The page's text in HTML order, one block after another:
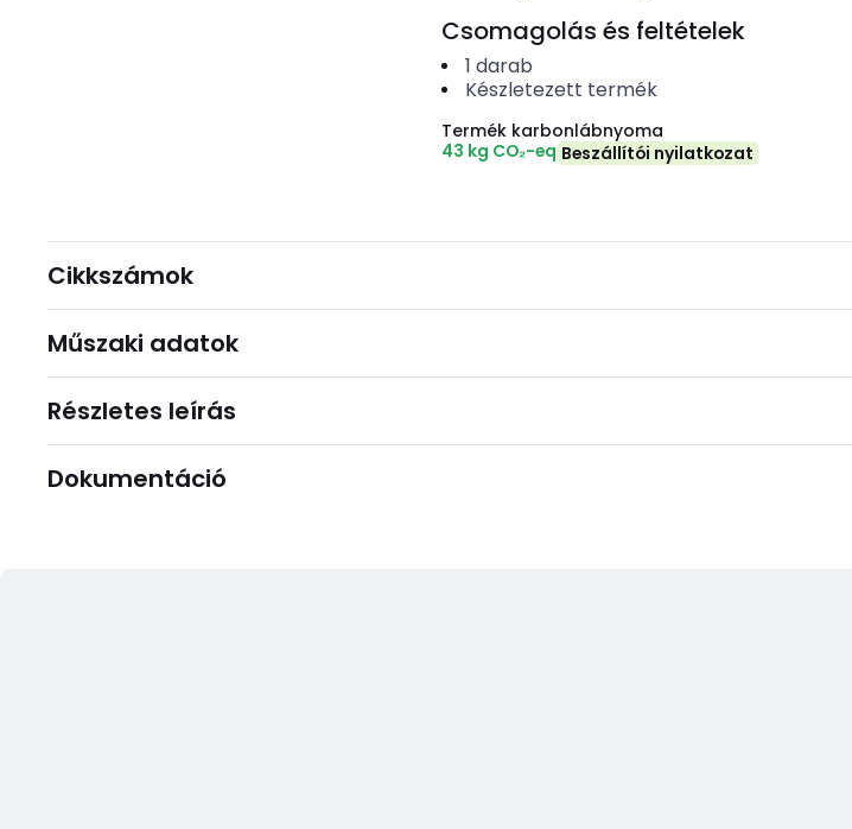
Csomagolás és feltételek
1 darab
Készletezett termék
Termék karbonlábnyoma
43 kg CO₂-eq Beszállítói nyilatkozat
Cikkszámok
Műszaki adatok
Részletes leírás
Dokumentáció